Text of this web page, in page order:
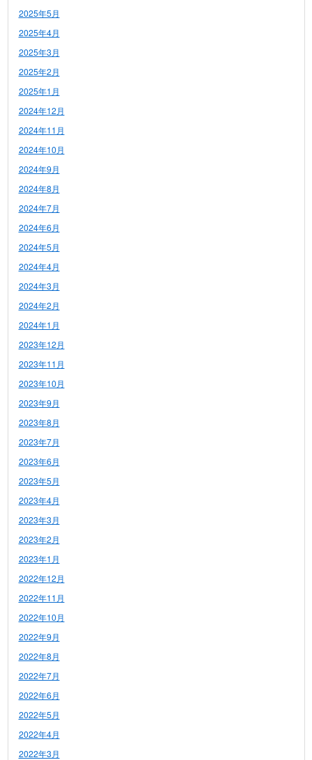
2025年5月
2025年4月
2025年3月
2025年2月
2025年1月
2024年12月
2024年11月
2024年10月
2024年9月
2024年8月
2024年7月
2024年6月
2024年5月
2024年4月
2024年3月
2024年2月
2024年1月
2023年12月
2023年11月
2023年10月
2023年9月
2023年8月
2023年7月
2023年6月
2023年5月
2023年4月
2023年3月
2023年2月
2023年1月
2022年12月
2022年11月
2022年10月
2022年9月
2022年8月
2022年7月
2022年6月
2022年5月
2022年4月
2022年3月